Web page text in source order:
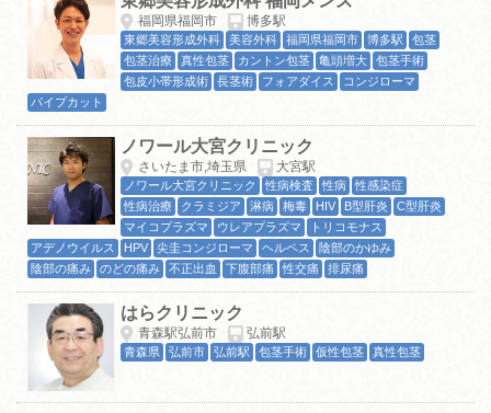
福岡県福岡市 博多駅
東郷美容形成外科 美容外科 福岡県福岡市 博多駅
包茎
包茎治療
真性包茎 カントン包茎 亀頭増大
包茎手術
包皮小帯形成術
長茎術 フォアダイス
コンジローマ
パイプカット
ノワール大宮クリニック
さいたま市,埼玉県 大宮駅
ノワール大宮クリニック 性病検査 性病
性感染症
性病治療
クラミジア 淋病 梅毒 HIV B型肝炎
C型肝炎
マイコプラズマ
ウレアプラズマ
トリコモナス
アデノウイルス
HPV 尖圭コンジローマ ヘルペス
陰部のかゆみ
陰部の痛み
のどの痛み 不正出血 下腹部痛 性交痛 排尿痛
はらクリニック
青森駅弘前市 弘前駅
青森県 弘前市 弘前駅 包茎手術 仮性包茎 真性包茎